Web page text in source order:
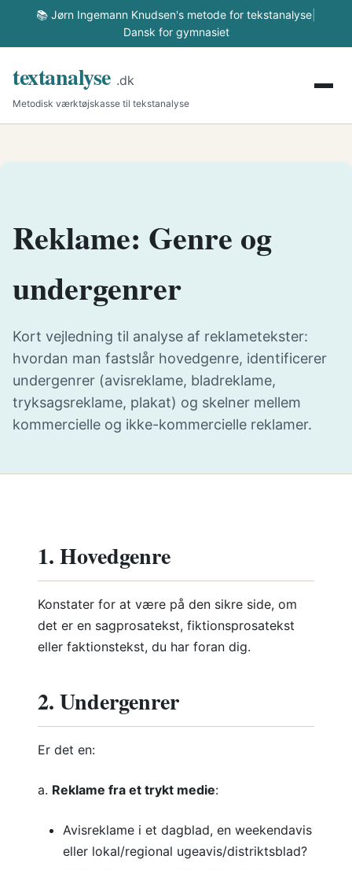
📚 Jørn Ingemann Knudsen's metode for tekstanalyse
Dansk for gymnasiet
textanalyse .dk
Metodisk værktøjskasse til tekstanalyse
Reklame: Genre og
undergenrer
Kort vejledning til analyse af reklametekster:
hvordan man fastslår hovedgenre, identificerer
undergenrer (avisreklame, bladreklame,
tryksagsreklame, plakat) og skelner mellem
kommercielle og ikke-kommercielle reklamer.
1. Hovedgenre
Konstater for at være på den sikre side, om
det er en sagprosatekst, fiktionsprosatekst
eller faktionstekst, du har foran dig.
2. Undergenrer
Er det en:
a. Reklame fra et trykt medie:
Avisreklame i et dagblad, en weekendavis
eller lokal/regional ugeavis/distriktsblad?